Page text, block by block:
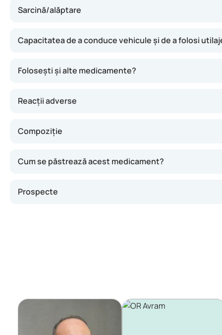
Sarcină/alăptare
Capacitatea de a conduce vehicule și de a folosi
Folosești și alte medicamente?
Reacții adverse
Compoziție
Cum se păstrează acest medicament?
Prospecte